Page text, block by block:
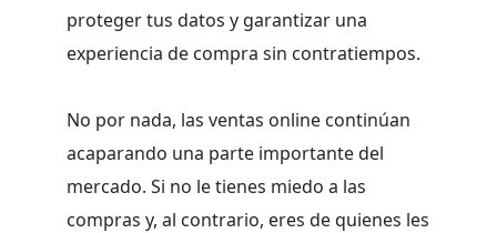
proteger tus datos y garantizar una
experiencia de compra sin contratiempos.
No por nada, las ventas online continúan
acaparando una parte importante del
mercado. Si no le tienes miedo a las
compras y, al contrario, eres de quienes les